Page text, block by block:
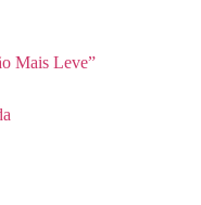
Mais Leve”